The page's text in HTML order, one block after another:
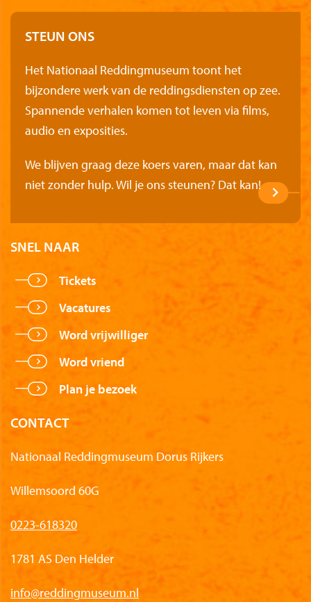
SNEL NAAR
Tickets
Vacatures
Word vrijwilliger
Word vriend
Plan je bezoek
CONTACT
Nationaal Reddingmuseum Dorus Rijkers
Willemsoord 60G
0223-618320
1781 AS Den Helder
info@reddingmuseum.nl
STEUN ONS
Het Nationaal Reddingmuseum toont het
bijzondere werk van de reddingsdiensten op zee.
Spannende verhalen komen tot leven via films,
audio en exposities.
We blijven graag deze koers varen, maar dat kan
niet zonder hulp. Wil je ons steunen? Dat kan!